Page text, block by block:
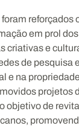
reforçados
em prol
criativas e
de pesquisa
e na
projetos
objetivo de